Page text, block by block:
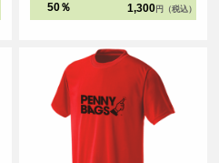
50％ 1,300 円（税込）